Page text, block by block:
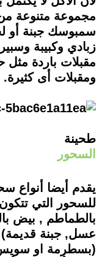
مجموعة متنوعة
سمبوسك جبنة أو
زبادي وكبيبة
مقبلات باردة مثل
ومقبلات أى كثيرة.
طحينة
السحور
يقدم أيضا أنواع
للسحور التي
بالطماطم , بيض
عسل, جبنة
(بسطرمة او